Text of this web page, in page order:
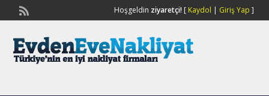
Hoşgeldin ziyaretçi![ Kaydol | Giriş Yap ]